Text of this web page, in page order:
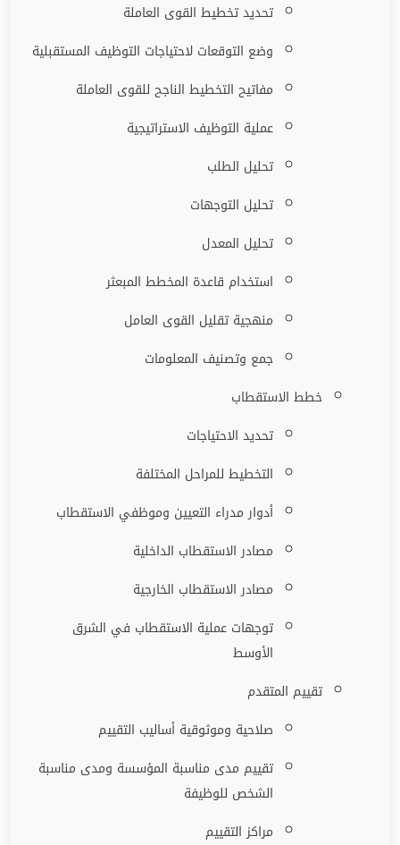
تحديد تخطيط القوى العاملة
وضع التوقعات لاحتياجات التوظيف المستقبلية
مفاتيح التخطيط الناجح للقوى العاملة
عملية التوظيف الاستراتيجية
تحليل الطلب
تحليل التوجهات
تحليل المعدل
استخدام قاعدة المخطط المبعثر
منهجية تقليل القوى العامل
جمع وتصنيف المعلومات
خطط الاستقطاب
تحديد الاحتياجات
التخطيط للمراحل المختلفة
أدوار مدراء التعيين وموظفي الاستقطاب
مصادر الاستقطاب الداخلية
مصادر الاستقطاب الخارجية
توجهات عملية الاستقطاب في الشرق
الأوسط
تقييم المتقدم
صلاحية وموثوقية أساليب التقييم
تقييم مدى مناسبة المؤسسة ومدى مناسبة
الشخص للوظيفة
مراكز التقييم